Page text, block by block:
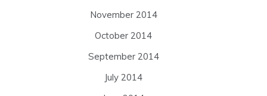
November 2014
October 2014
September 2014
July 2014